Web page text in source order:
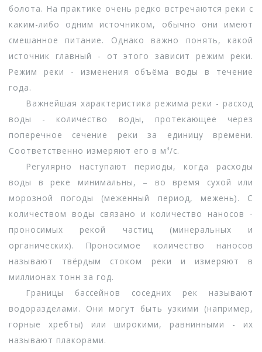
болота. На практике очень редко встречаются реки с
каким-либо одним источником, обычно они имеют
смешанное питание. Однако важно понять, какой
источник главный - от этого зависит режим реки.
Режим реки - изменения объёма воды в течение
года.
Важнейшая характеристика режима реки - расход
воды - количество воды, протекающее через
поперечное сечение реки за единицу времени.
Соответственно измеряют его в м³/с.
Регулярно наступают периоды, когда расходы
воды в реке минимальны, – во время сухой или
морозной погоды (меженный период, межень). С
количеством воды связано и количество наносов -
проносимых рекой частиц (минеральных и
органических). Проносимое количество наносов
называют твёрдым стоком реки и измеряют в
миллионах тонн за год.
Границы бассейнов соседних рек называют
водоразделами. Они могут быть узкими (например,
горные хребты) или широкими, равнинными - их
называют плакорами.